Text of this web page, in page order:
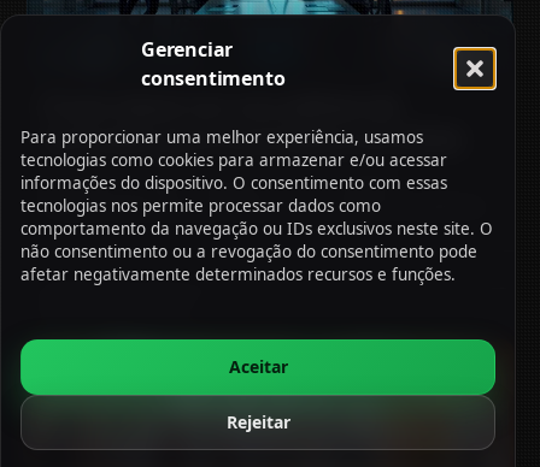
Gerenciar
consentimento
Para proporcionar uma melhor experiência, usamos
tecnologias como cookies para armazenar e/ou acessar
informações do dispositivo. O consentimento com essas
tecnologias nos permite processar dados como
comportamento da navegação ou IDs exclusivos neste site. O
não consentimento ou a revogação do consentimento pode
afetar negativamente determinados recursos e funções.
Aceitar
Rejeitar
inovação para municípios em 2026
Entenda os critérios técnicos e critérios legais
fundamentais para participar com sucesso dos editais de
inovação em 2026.